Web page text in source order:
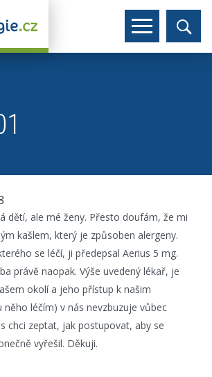
dětí, ale mé ženy. Přesto doufám, že mi
kašlem, který je způsoben alergeny.
se léčí, ji předepsal Aerius 5 mg.
právě naopak. Výše uvedený lékař, je
okolí a jeho přístup k našim
léčím) v nás nevzbuzuje vůbec
chci zeptat, jak postupovat, aby se
vyřešil. Děkuji.